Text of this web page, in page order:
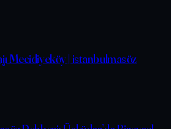
Mecidiyeköy | istanbulmasöz